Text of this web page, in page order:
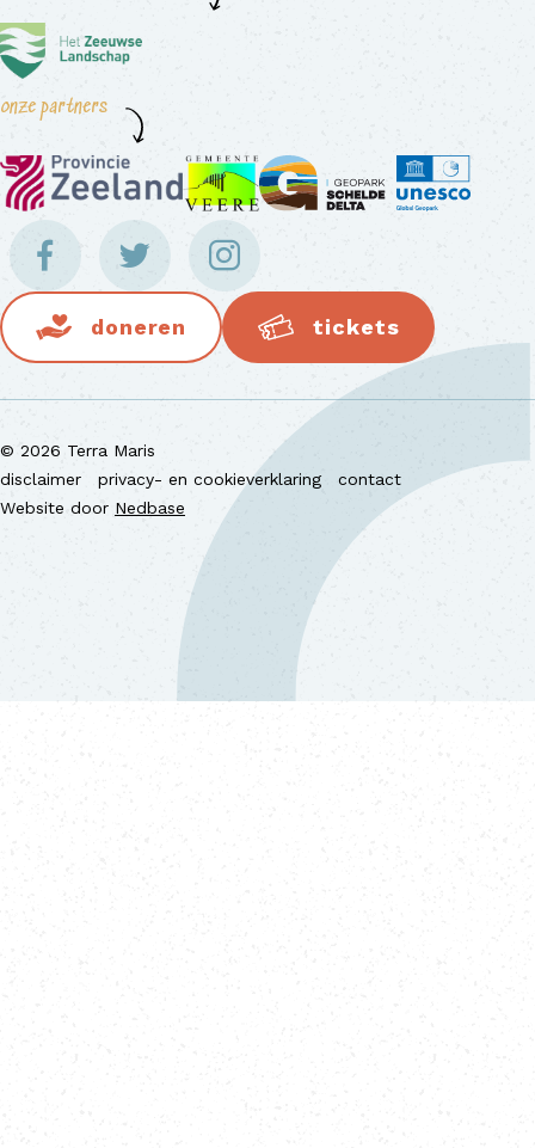
onze partners
doneren tickets
© 2026 Terra Maris
disclaimer
privacy- en cookieverklaring
contact
Website door Nedbase